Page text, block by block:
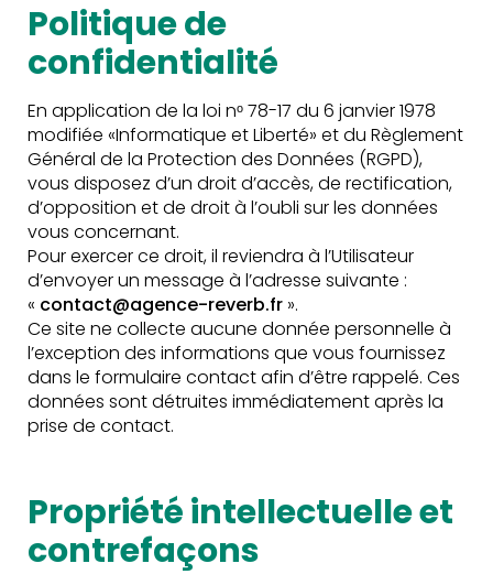
le
brief.
On vous résume l’important,
on vous inspire le reste.
Envie d’avoir toutes les dernières actus de la
#teamreverb ? D’avoir des astuces exclusives
pour votre communication ?
Renseignez votre adresse email pour
Politique de
confidentialité
En application de la loi nᵒ 78-17 du 6 janvier 1978
modifiée «Informatique et Liberté» et du Règlement
Général de la Protection des Données (RGPD),
vous disposez d’un droit d’accès, de rectification,
d’opposition et de droit à l’oubli sur les données
vous concernant.
Pour exercer ce droit, il reviendra à l’Utilisateur
d’envoyer un message à l’adresse suivante :
« contact@agence-reverb.fr ».
Ce site ne collecte aucune donnée personnelle à
l’exception des informations que vous fournissez
dans le formulaire contact afin d’être rappelé. Ces
données sont détruites immédiatement après la
prise de contact.
Propriété intellectuelle et
contrefaçons